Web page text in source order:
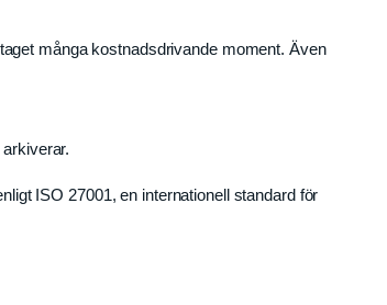
många kostnadsdrivande moment. Även
ISO 27001, en internationell standard för